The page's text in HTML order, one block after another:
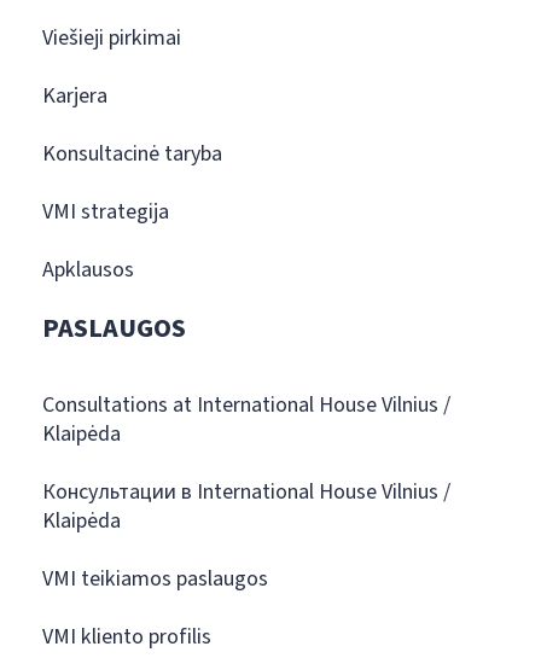
Viešieji pirkimai
Karjera
Konsultacinė taryba
VMI strategija
Apklausos
PASLAUGOS
Consultations at International House Vilnius /
Klaipėda
Консультации в International House Vilnius /
Klaipėda
VMI teikiamos paslaugos
VMI kliento profilis